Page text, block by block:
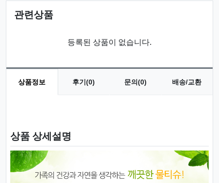
관련상품
등록된 상품이 없습니다.
상품정보 후기(0) 문의(0) 배송/교환
상품 상세설명